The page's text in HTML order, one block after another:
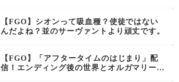
【FGO】シオンって吸血種？使徒ではない
んだよね？並のサーヴァントより頑丈です。
【FGO】「アフタータイムのはじまり」配
信！エンディング後の世界とオルガマリー霊